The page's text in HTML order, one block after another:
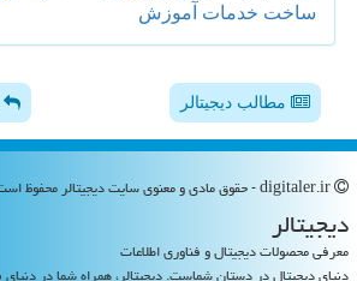
ساخت خدمات آموزش
مطالب دیجیتالر
دیجیتالر
معرفی محصولات دیجیتال و فناوری اطلاعات
دنیای دیجیتال در دستان شماست. دیجیتالر، همراه شما در دنیای